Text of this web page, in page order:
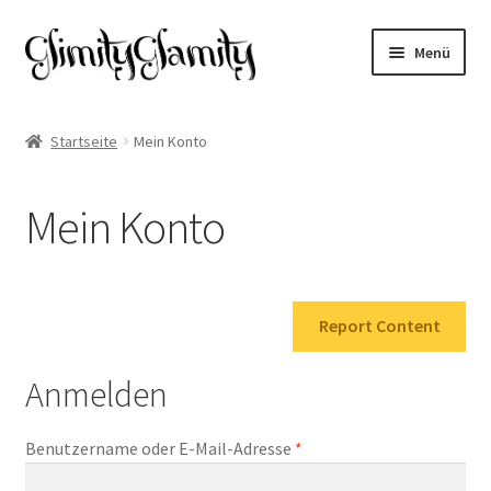
Zur
Navigation
Zum
Inhalt
Menü
Datenschutz
Mein Konto
Warenkorb
Startseite Mein Konto
Mein Konto
Report Content
Anmelden
Benutzername oder E-Mail-Adresse *